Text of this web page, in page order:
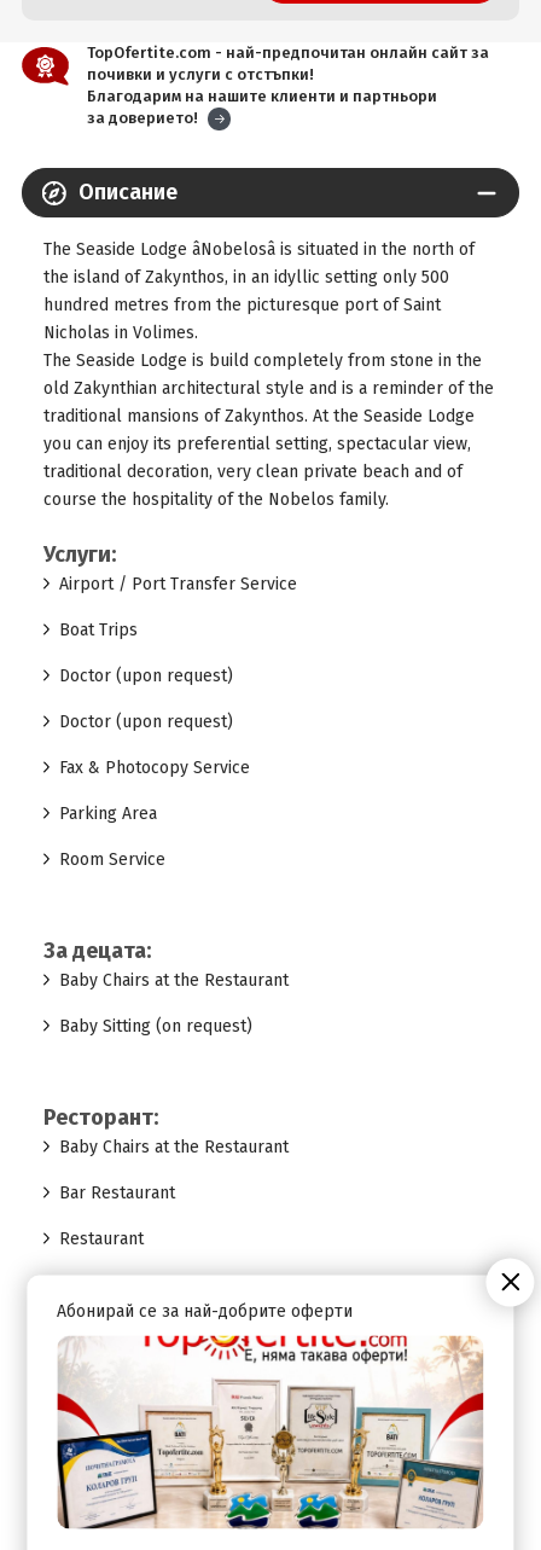
TopOfertite.com - най-предпочитан онлайн сайт за
почивки и услуги с отстъпки!
Благодарим на нашите клиенти и партньори
за доверието!
Описание
The Seaside Lodge âNobelosâ is situated in the north of
the island of Zakynthos, in an idyllic setting only 500
hundred metres from the picturesque port of Saint
Nicholas in Volimes.
The Seaside Lodge is build completely from stone in the
old Zakynthian architectural style and is a reminder of the
traditional mansions of Zakynthos. At the Seaside Lodge
you can enjoy its preferential setting, spectacular view,
traditional decoration, very clean private beach and of
course the hospitality of the Nobelos family.
Услуги:
Airport / Port Transfer Service
Boat Trips
Doctor (upon request)
Doctor (upon request)
Fax & Photocopy Service
Parking Area
Room Service
За децата:
Baby Chairs at the Restaurant
Baby Sitting (on request)
Ресторант:
Baby Chairs at the Restaurant
Bar Restaurant
Restaurant
Плаж:
Beach Sunbeds & Umbrellas
Beach Towels
Стаи:
Room Service
Абонирай се за най-добрите оферти